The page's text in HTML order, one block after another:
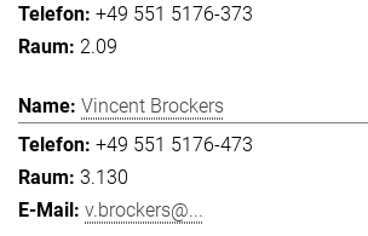
+49 551 5176-373
2.09
Vincent Brockers
+49 551 5176-473
3.130
v.brockers@...